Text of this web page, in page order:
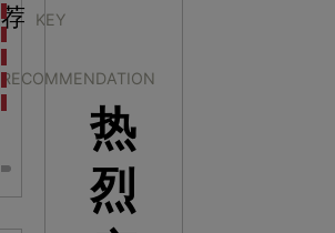
荐 KEY
RECOMMENDATION
航空航天科技馆设计思路：如何设计促进公众的兴趣
目前科技馆的展示内容主要包含哪些几个方面？
全息体验馆设计：打造身临其境的奇妙世界
热
烈